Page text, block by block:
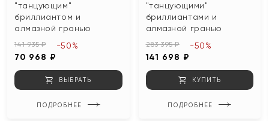
"танцующим"
бриллиантом и
алмазной гранью
141 935 ₽
70 968 ₽
-50%
ВЫБРАТЬ
ПОДРОБНЕЕ
"танцующими"
бриллиантами и
алмазной гранью
283 395 ₽
141 698 ₽
-50%
КУПИТЬ
ПОДРОБНЕЕ